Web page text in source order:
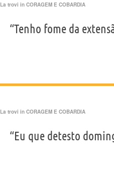
La trovi in CORAGEM E COBARDIA
“Tenho fome da
La trovi in CORAGEM E COBARDIA
“Eu que detesto